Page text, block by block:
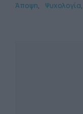
Άποψη Ψυχολογία